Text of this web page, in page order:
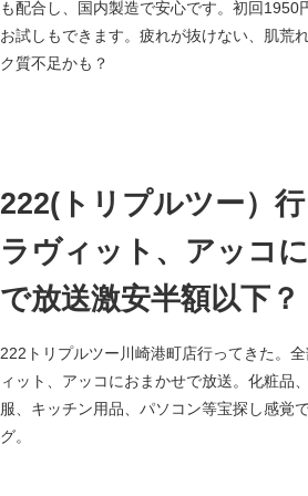
も配合し、国内製造で安心です。初回1950
お試しもできます。疲れが抜けない、肌荒
ク質不足かも？
222(トリプルツー）
ラヴィット、アッコ
で放送激安半額以下？
222トリプルツー川崎港町店行ってきた。
ィット、アッコにおまかせで放送。化粧品
服、キッチン用品、パソコン等宝探し感覚
グ。